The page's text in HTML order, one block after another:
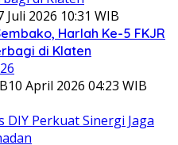
Juli 2026 10:31 WIB
Harlah Ke-5 FKJR
di Klaten
10 April 2026 04:23 WIB